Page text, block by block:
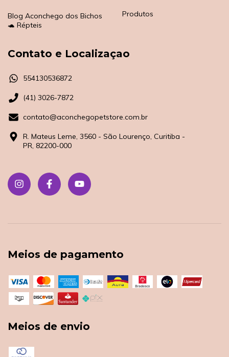
Blog Aconchego dos Bichos
🐢 Répteis
Produtos
Contato e Localizaçao
554130536872
(41) 3026-7872
contato@aconchegopetstore.com.br
R. Mateus Leme, 3560 - São Lourenço, Curitiba -
PR, 82200-000
Meios de pagamento
Meios de envio